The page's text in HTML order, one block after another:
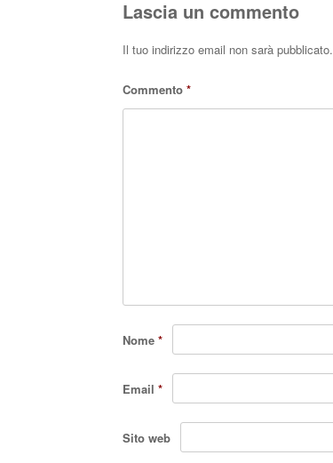
Lascia un commento
Il tuo indirizzo email non sarà pubblicato.
Commento *
Nome *
Email *
Sito web